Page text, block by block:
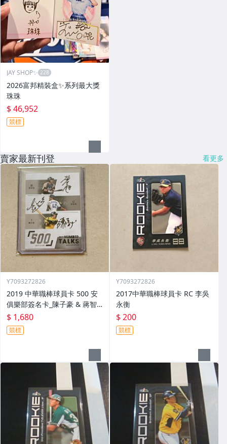
JAY SHOP✨
2026富邦精裝盒✨系列最大獎
珠珠
$ 46,952
競標
賣家最新刊登 看更多
Y7093272826
2019 中華職棒球員卡 500 安
俱樂部簽名卡_陳子豪 & 蔣智
賢 & 藍寅倫
$ 1,680
競標
Y7093272826
2017中華職棒球員卡 RC 李吳
永衡
$ 200
競標